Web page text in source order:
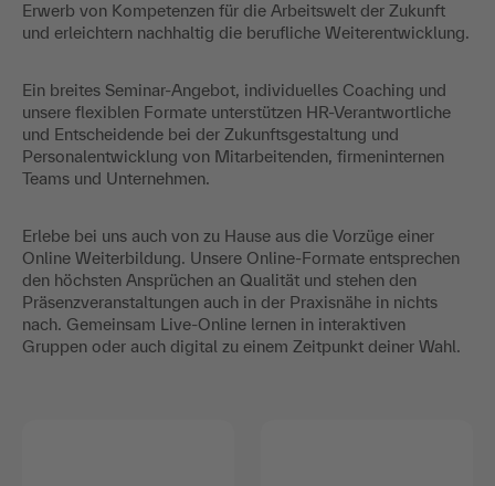
Erwerb von Kompetenzen für die Arbeitswelt der Zukunft
und erleichtern nachhaltig die berufliche Weiterentwicklung.
Ein breites Seminar-Angebot, individuelles Coaching und
unsere flexiblen Formate unterstützen HR-Verantwortliche
und Entscheidende bei der Zukunftsgestaltung und
Personalentwicklung von Mitarbeitenden, firmeninternen
Teams und Unternehmen.
Erlebe bei uns auch von zu Hause aus die Vorzüge einer
Online Weiterbildung. Unsere Online-Formate entsprechen
den höchsten Ansprüchen an Qualität und stehen den
Präsenzveranstaltungen auch in der Praxisnähe in nichts
nach. Gemeinsam Live-Online lernen in interaktiven
Gruppen oder auch digital zu einem Zeitpunkt deiner Wahl.